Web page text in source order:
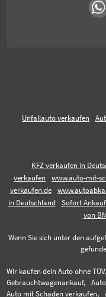
Unfallauto verkaufen
KFZ verkaufen in
verkaufen
www.auto-mit-
verkaufen.de
in Deutschland
Sofort
von
Wenn Sie sich unter den
Wir kaufen dein Auto ohne TÜV,
Gebrauchtwagenankauf,
Auto mit Schaden verkaufen,